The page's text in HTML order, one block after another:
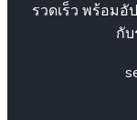
รวดเร็ว พร้อมอั
กั